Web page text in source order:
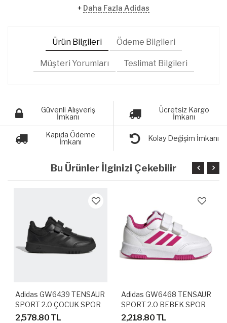
+ Daha Fazla Adidas
Ürün Bilgileri Ödeme Bilgileri
Müşteri Yorumları Teslimat Bilgileri
Güvenli Alışveriş
İmkanı
Ücretsiz Kargo
İmkanı
Kapıda Ödeme
İmkanı
Kolay Değişim İmkanı
Bu Ürünler İlginizi Çekebilir
Adidas GW6439 TENSAUR
SPORT 2.0 ÇOCUK SPOR
AYAKKABI
2,578.80 TL
Adidas GW6468 TENSAUR
SPORT 2.0 BEBEK SPOR
AYAKKABI
2,218.80 TL